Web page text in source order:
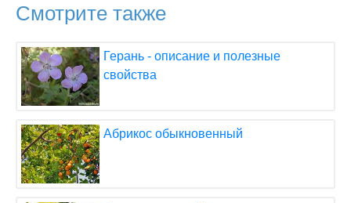
Смотрите также
Герань - описание и полезные
свойства
Абрикос обыкновенный